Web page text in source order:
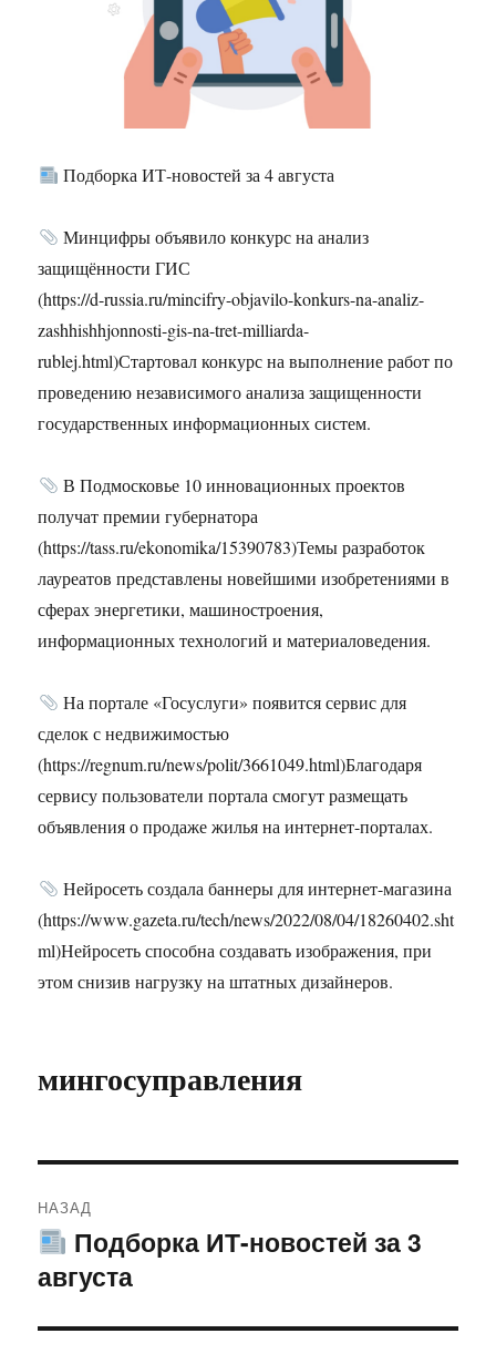
Подборка ИТ-новостей за 4 августа
Минцифры объявило конкурс на анализ
защищённости ГИС
(https://d-russia.ru/mincifry-objavilo-konkurs-na-analiz-
zashhishhjonnosti-gis-na-tret-milliarda-
rublej.html)Стартовал конкурс на выполнение работ по
проведению независимого анализа защищенности
государственных информационных систем.
В Подмосковье 10 инновационных проектов
получат премии губернатора
(https://tass.ru/ekonomika/15390783)Темы разработок
лауреатов представлены новейшими изобретениями в
сферах энергетики, машиностроения,
информационных технологий и материаловедения.
На портале «Госуслуги» появится сервис для
сделок с недвижимостью
(https://regnum.ru/news/polit/3661049.html)Благодаря
сервису пользователи портала смогут размещать
объявления о продаже жилья на интернет-порталах.
Нейросеть создала баннеры для интернет-магазина
(https://www.gazeta.ru/tech/news/2022/08/04/18260402.sht
ml)Нейросеть способна создавать изображения, при
этом снизив нагрузку на штатных дизайнеров.
мингосуправления
по
записям
НАЗАД
Предыдущая
запись:
Подборка ИТ-новостей за 3
августа